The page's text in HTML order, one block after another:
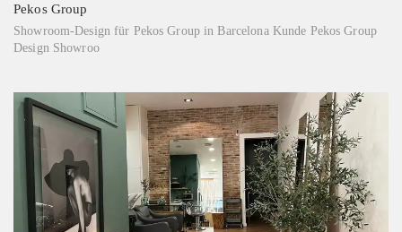
Pekos Group
Showroom-Design für Pekos Group in Barcelona Kunde Pekos Group
Design Showroo